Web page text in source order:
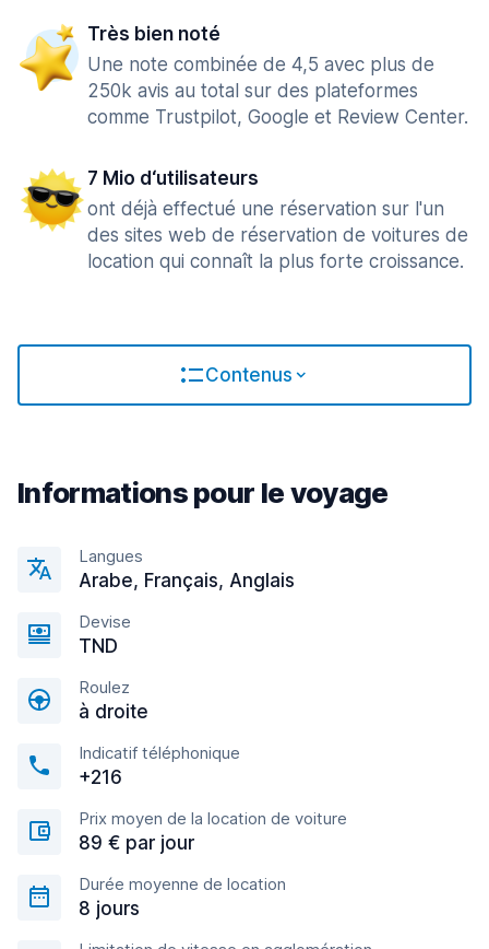
Très bien noté
Une note combinée de 4,5 avec plus de
250k avis au total sur des plateformes
comme Trustpilot, Google et Review Center.
7 Mio d‘utilisateurs
ont déjà effectué une réservation sur l'un
des sites web de réservation de voitures de
location qui connaît la plus forte croissance.
Contenus
Informations pour le voyage
Langues
Arabe, Français, Anglais
Devise
TND
Roulez
à droite
Indicatif téléphonique
+216
Prix moyen de la location de voiture
89 € par jour
Durée moyenne de location
8 jours